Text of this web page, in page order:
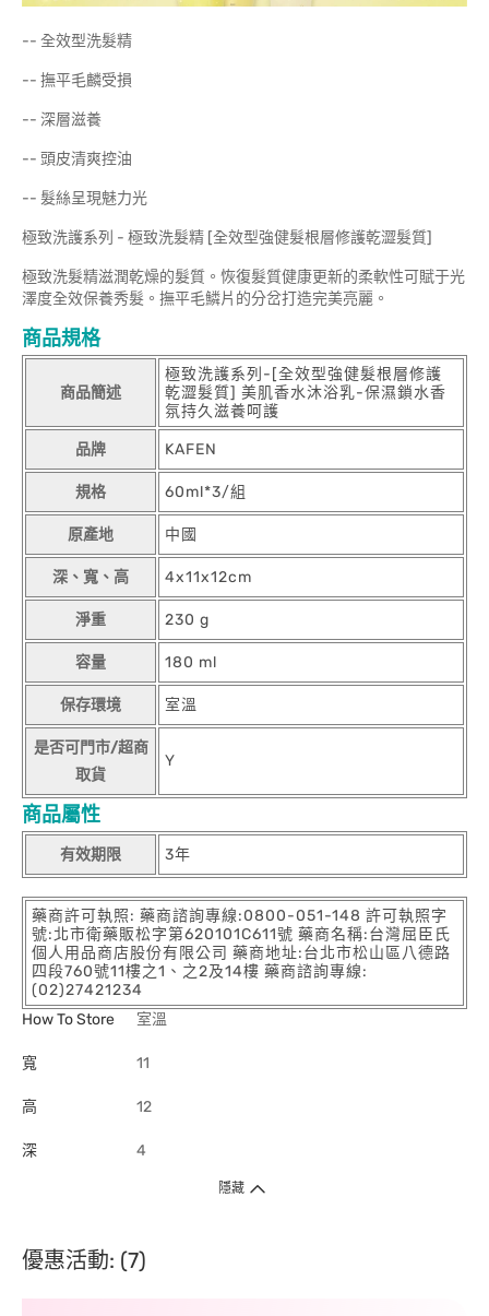
-- 全效型洗髮精
-- 撫平毛麟受損
-- 深層滋養
-- 頭皮清爽控油
-- 髮絲呈現魅力光
極致洗護系列 - 極致洗髮精 [全效型強健髮根層修護乾澀髮質]
極致洗髮精滋潤乾燥的髮質。恢復髮質健康更新的柔軟性可賦于光
澤度全效保養秀髮。撫平毛鱗片的分岔打造完美亮麗。
商品規格
商品簡述
極致洗護系列-[全效型強健髮根層修護
乾澀髮質] 美肌香水沐浴乳-保濕鎖水香
氛持久滋養呵護
品牌 KAFEN
規格 60ml*3/組
原產地 中國
深、寬、高 4x11x12cm
淨重 230 g
容量 180 ml
保存環境 室溫
是否可門市/超商
取貨
Y
商品屬性
有效期限 3年
藥商許可執照: 藥商諮詢專線:0800-051-148 許可執照字
號:北市衛藥販松字第620101C611號 藥商名稱:台灣屈臣氏
個人用品商店股份有限公司 藥商地址:台北市松山區八德路
四段760號11樓之1、之2及14樓 藥商諮詢專線:
(02)27421234
How To Store
室溫
寬 11
高 12
深 4
隱藏
優惠活動: (7)